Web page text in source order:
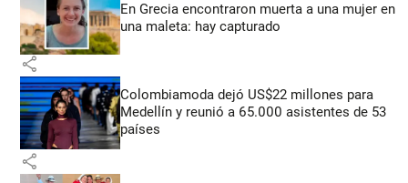
En Grecia encontraron muerta a una mujer en
una maleta: hay capturado
share
Colombiamoda dejó US$22 millones para
Medellín y reunió a 65.000 asistentes de 53
países
share